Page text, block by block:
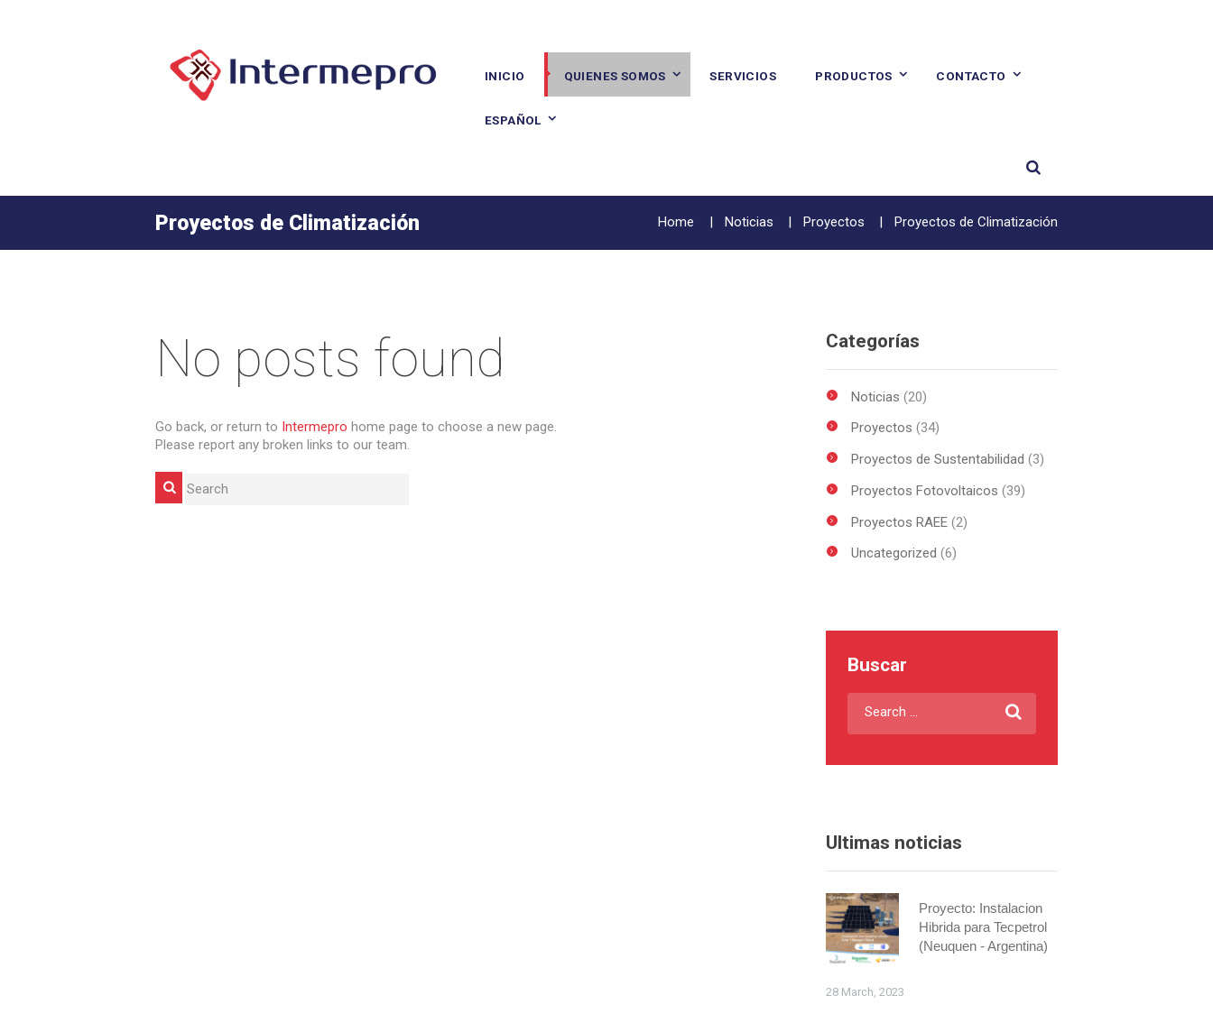
INICIO QUIENES SOMOS SERVICIOS PRODUCTOS CONTACTO
ESPAÑOL
Proyectos de Climatización Home Noticias Proyectos Proyectos de Climatización
No posts found
Go back, or return to Intermepro home page to choose a new page.
Please report any broken links to our team.
Categorías
Noticias (20)
Proyectos (34)
Proyectos de Sustentabilidad (3)
Proyectos Fotovoltaicos (39)
Proyectos RAEE(2)
Uncategorized (6)
Buscar
Ultimas noticias
Proyecto: Instalacion
Hibrida para Tecpetrol
(Neuquen - Argentina)
28 March, 2023